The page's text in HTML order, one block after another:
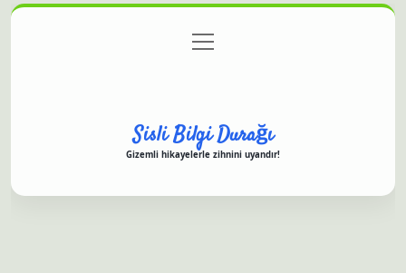
Gizlilik Politikası
menüyü
aç
Sisli Bilgi Durağı
Gizemli hikayelerle zihnini uyandır!